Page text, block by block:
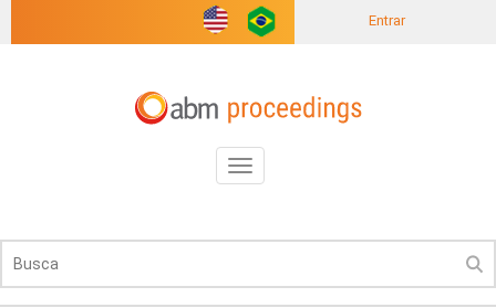
Entrar
Toggle
navigation